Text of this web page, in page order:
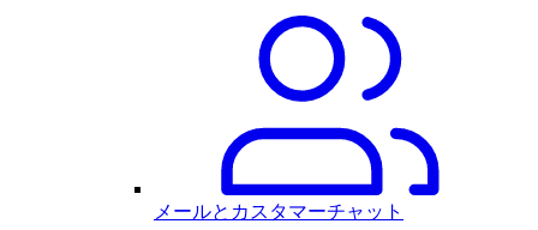
メールとカスタマーチャット